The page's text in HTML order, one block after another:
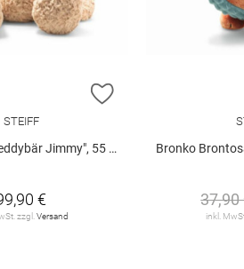
ZUR WUNSCHLISTE
STEIFF
Jimmy", 55 cm
€
zzgl.Versand
Bronko
37,90
inkl.